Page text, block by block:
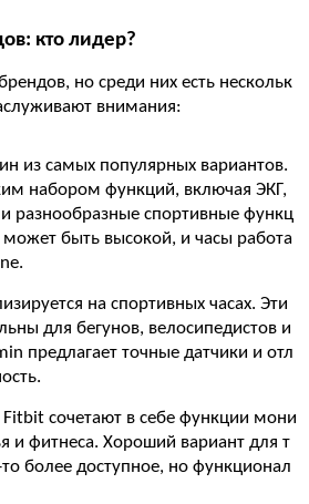
кто лидер?
но среди них есть нескольк
внимания:
из самых популярных вариантов.
набором функций, включая ЭКГ,
разнообразные спортивные функц
быть высокой, и часы работа
на спортивных часах. Эти
для бегунов, велосипедистов и
предлагает точные датчики и отл
сочетают в себе функции мони
и фитнеса. Хороший вариант для т
более доступное, но функционал